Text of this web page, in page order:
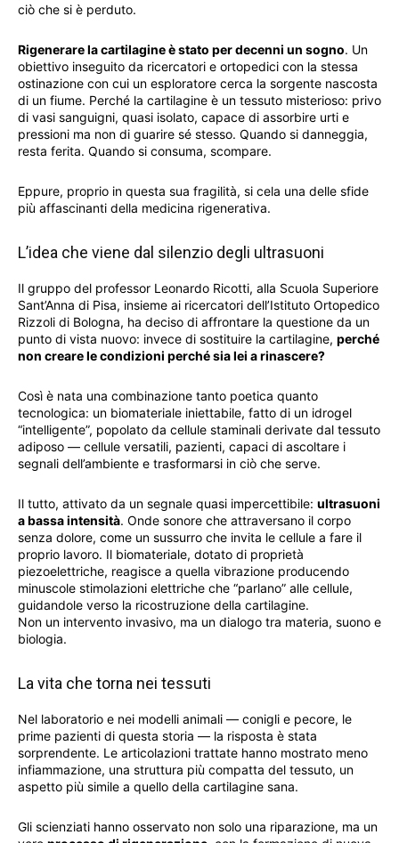
ciò che si è perduto.
Rigenerare la cartilagine è stato per decenni un sogno. Un
obiettivo inseguito da ricercatori e ortopedici con la stessa
ostinazione con cui un esploratore cerca la sorgente nascosta
di un fiume. Perché la cartilagine è un tessuto misterioso: privo
di vasi sanguigni, quasi isolato, capace di assorbire urti e
pressioni ma non di guarire sé stesso. Quando si danneggia,
resta ferita. Quando si consuma, scompare.
Eppure, proprio in questa sua fragilità, si cela una delle sfide
più affascinanti della medicina rigenerativa.
L’idea che viene dal silenzio degli ultrasuoni
Il gruppo del professor Leonardo Ricotti, alla Scuola Superiore
Sant’Anna di Pisa, insieme ai ricercatori dell’Istituto Ortopedico
Rizzoli di Bologna, ha deciso di affrontare la questione da un
punto di vista nuovo: invece di sostituire la cartilagine, perché
non creare le condizioni perché sia lei a rinascere?
Così è nata una combinazione tanto poetica quanto
tecnologica: un biomateriale iniettabile, fatto di un idrogel
“intelligente”, popolato da cellule staminali derivate dal tessuto
adiposo — cellule versatili, pazienti, capaci di ascoltare i
segnali dell’ambiente e trasformarsi in ciò che serve.
Il tutto, attivato da un segnale quasi impercettibile: ultrasuoni
a bassa intensità. Onde sonore che attraversano il corpo
senza dolore, come un sussurro che invita le cellule a fare il
proprio lavoro. Il biomateriale, dotato di proprietà
piezoelettriche, reagisce a quella vibrazione producendo
minuscole stimolazioni elettriche che “parlano” alle cellule,
guidandole verso la ricostruzione della cartilagine.
Non un intervento invasivo, ma un dialogo tra materia, suono e
biologia.
La vita che torna nei tessuti
Nel laboratorio e nei modelli animali — conigli e pecore, le
prime pazienti di questa storia — la risposta è stata
sorprendente. Le articolazioni trattate hanno mostrato meno
infiammazione, una struttura più compatta del tessuto, un
aspetto più simile a quello della cartilagine sana.
Gli scienziati hanno osservato non solo una riparazione, ma un